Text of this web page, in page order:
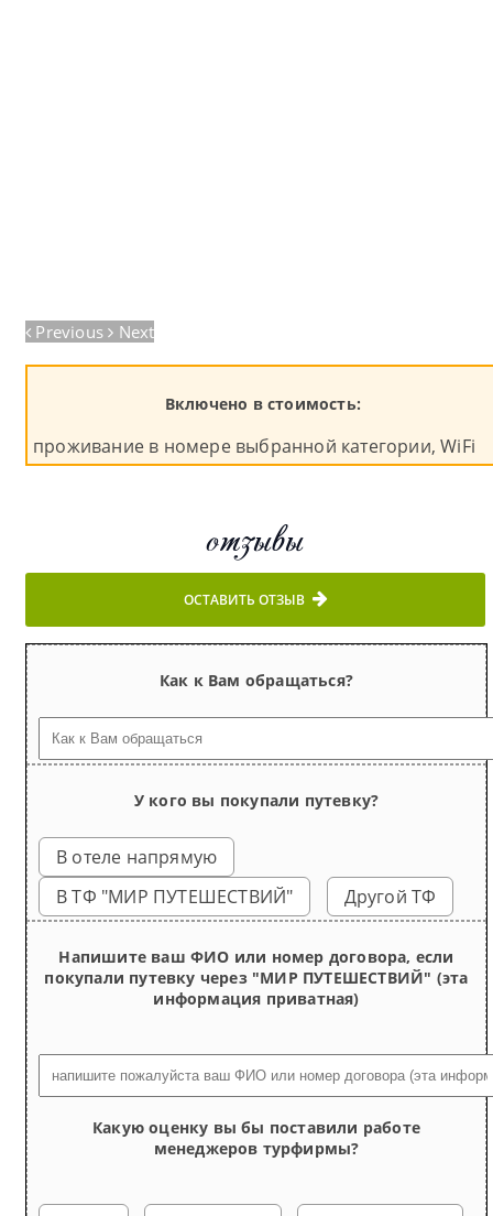
Previous Next
Включено в стоимость:
проживание в номере выбранной категории, WiFi
отзывы
ОСТАВИТЬ ОТЗЫВ
Как к Вам обращаться?
У кого вы покупали путевку?
В отеле напрямую
В ТФ "МИР ПУТЕШЕСТВИЙ"
Другой ТФ
Напишите ваш ФИО или номер договора, если
покупали путевку через "МИР ПУТЕШЕСТВИЙ" (эта
информация приватная)
Какую оценку вы бы поставили работе
менеджеров турфирмы?